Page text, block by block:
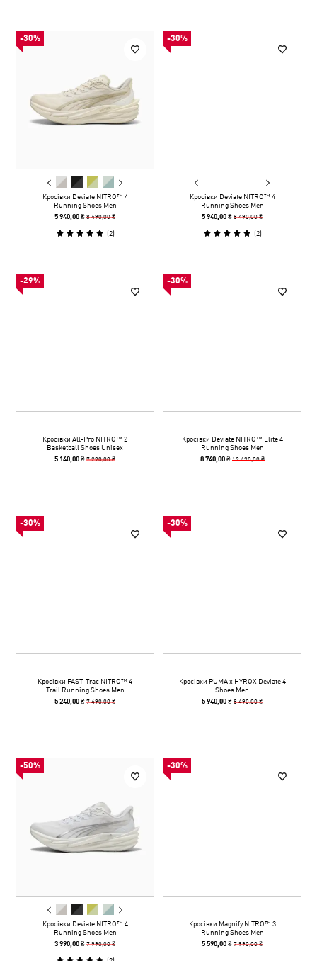
-30%
Кросівки Deviate NITRO™ 4
Running Shoes Men
5 940,00 ₴8 490,00 ₴
(2)
-30%
Кросівки Deviate NITRO™ 4
Running Shoes Men
5 940,00 ₴8 490,00 ₴
(2)
-29%
Кросівки All-Pro NITRO™ 2
Basketball Shoes Unisex
5 140,00 ₴7 290,00 ₴
-30%
Кросівки Deviate NITRO™ Elite 4
Running Shoes Men
8 740,00 ₴ 12 490,00 ₴
-30%
Кросівки FAST-Trac NITRO™ 4
Trail Running Shoes Men
5 240,00 ₴7 490,00 ₴
-30%
Кросівки PUMA x HYROX Deviate 4
Shoes Men
5 940,00 ₴8 490,00 ₴
-50%
Кросівки Deviate NITRO™ 4
Running Shoes Men
3 990,00 ₴7 990,00 ₴
-30%
Кросівки Magnify NITRO™ 3
Running Shoes Men
5 590,00 ₴7 990,00 ₴